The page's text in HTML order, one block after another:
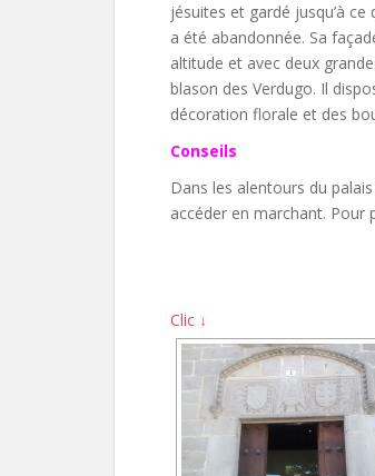
jésuites et gardé jusqu’à ce
a été abandonnée. Sa
altitude et avec deux
blason des Verdugo. Il
décoration florale et des
Conseils
Dans les alentours du
accéder en marchant. Pour
Clic ↓